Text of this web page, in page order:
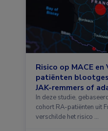
Risico op MACE en
patiënten
JAK-remmers of
In deze studie,
cohort RA-patiënten uit
verschilde het risico …